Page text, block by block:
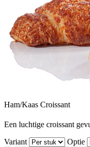
Ham/Kaas Croissant
Een luchtige croissant
Variant
Optie